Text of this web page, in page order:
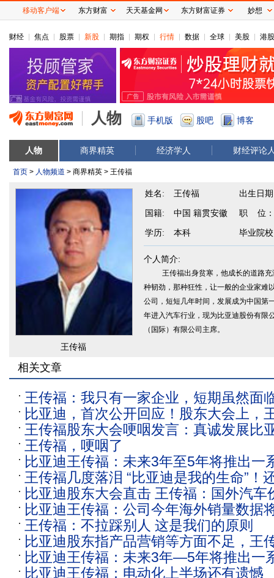
财经 焦点 股票 新股 期指 期权 行情 数据 全球 美股 港股
人物 手机版 股吧 博客
人物 商界精英 经济学人 财经评论
首页 > 人物频道 > 商界精英 > 王传福
王传福
姓名: 王传福 出生日
国籍: 中国 籍贯安徽 职 位：
学历: 本科 毕业院
个人简介:
王传福出身贫寒，他成长的道路
种韧劲，那种狂性，让一般的企业家难
公司，短短几年时间，发展成为中国第
年进入汽车行业，现为比亚迪股份有限
（国际）有限公司主席。
相关文章
王传福：我只有一家企业，短期虽然面
亚迪坚持长期主义，不会拉踩同行
比亚迪，首次公开回应！股东大会上，
了，还称从不拉踩别人，这是原则
王传福股东大会哽咽发言：真诚发展比
重要战略
王传福，哽咽了
比亚迪王传福：未来3年至5年将推出一
技术
王传福几度落泪 “比亚迪是我的生命”！
人 这是原则
比亚迪股东大会直击 王传福：国外汽车
比亚迪王传福：公司今年海外销量数据
来海外销量相信会逐月提升
王传福：不拉踩别人 这是我们的原则
比亚迪股东指产品营销等方面不足，王
究，有则改之，无则加勉
比亚迪王传福：未来3年—5年将推出一
比亚迪王传福：电动化上半场还有遗憾
移动客户端 东方财富 天天基金网 东方财富证券 妙想